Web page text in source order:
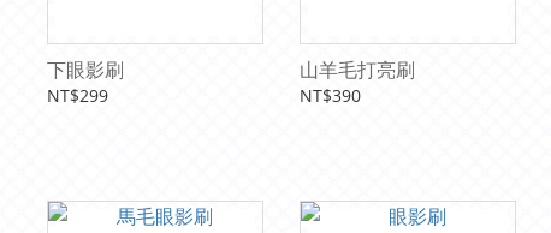
下眼影刷
NT$299
山羊毛打亮刷
NT$390